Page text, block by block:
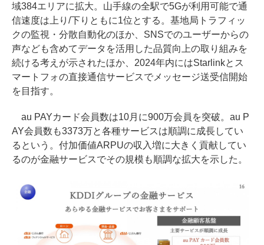
域384エリアに拡大。山手線の全駅で5Gが利用可能で通
信速度は上り/下りともに1位とする。基地局トラフィッ
クの監視・分散自動化のほか、SNSでのユーザーからの
声なども含めてデータを活用した品質向上の取り組みを
続ける考えが示されたほか、2024年内にはStarlinkとス
マートフォの直接通信サービスでメッセージ送受信開始
を目指す。
au PAYカード会員数は10月に900万会員を突破。au P
AY会員数も3373万と各種サービスは順調に成長してい
るという。付加価値ARPUの収入増に大きく貢献してい
るのが金融サービスでその規模も順調な拡大を示した。